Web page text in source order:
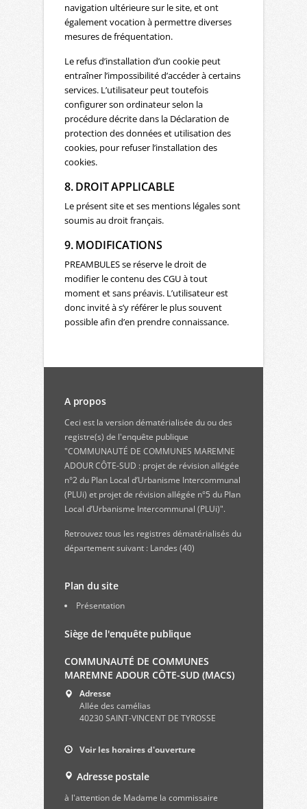
navigation ultérieure sur le site, et ont
également vocation à permettre diverses
mesures de fréquentation.
Le refus d’installation d’un cookie peut
entraîner l’impossibilité d’accéder à certains
services. L’utilisateur peut toutefois
configurer son ordinateur selon la
procédure décrite dans la Déclaration de
protection des données et utilisation des
cookies, pour refuser l’installation des
cookies.
8. DROIT APPLICABLE
Le présent site et ses mentions légales sont
soumis au droit français.
9. MODIFICATIONS
PREAMBULES se réserve le droit de
modifier le contenu des CGU à tout
moment et sans préavis. L’utilisateur est
donc invité à s’y référer le plus souvent
possible afin d’en prendre connaissance.
A propos
Ceci est la version dématérialisée du ou des
registre(s) de l'enquête publique
"COMMUNAUTÉ DE COMMUNES MAREMNE
ADOUR CÔTE-SUD : projet de révision allégée
n°2 du Plan Local d’Urbanisme Intercommunal
(PLUi) et projet de révision allégée n°5 du Plan
Local d’Urbanisme Intercommunal (PLUi)".
Retrouvez tous les registres dématérialisés du
département suivant : Landes (40)
Plan du site
Présentation
Siège de l'enquête publique
COMMUNAUTÉ DE COMMUNES
MAREMNE ADOUR CÔTE-SUD (MACS)
Adresse
Allée des camélias
40230 SAINT-VINCENT DE TYROSSE
Voir les horaires d'ouverture
Adresse postale
à l'attention de Madame la commissaire